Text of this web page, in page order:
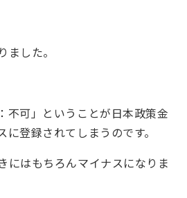
ました。
不可」ということが日本政策金
登録されてしまうのです。
にはもちろんマイナスになりま